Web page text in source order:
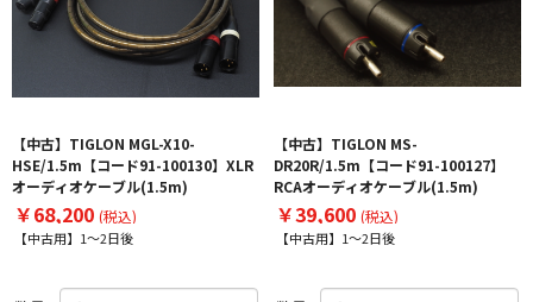
【中古】TIGLON MGL-X10-
HSE/1.5m【コード91-100130】XLR
オーディオケーブル(1.5m)
￥68,200 (税込)
【中古用】1～2日後
【中古】TIGLON MS-
DR20R/1.5m【コード91-100127】
RCAオーディオケーブル(1.5m)
￥39,600 (税込)
【中古用】1～2日後